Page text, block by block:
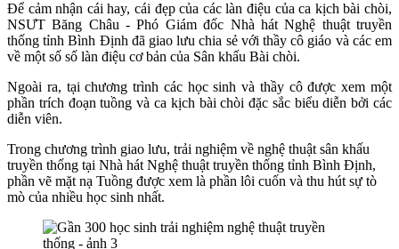
Để cảm nhận cái hay, cái đẹp của các làn điệu của ca kịch bài chòi,
NSƯT Băng Châu - Phó Giám đốc Nhà hát Nghệ thuật truyền
thống tỉnh Bình Định đã giao lưu chia sẻ với thầy cô giáo và các em
về một số số làn điệu cơ bản của Sân khấu Bài chòi.
Ngoài ra, tại chương trình các học sinh và thầy cô được xem một
phần trích đoạn tuồng và ca kịch bài chòi đặc sắc biểu diễn bởi các
diễn viên.
Trong chương trình giao lưu, trải nghiệm về nghệ thuật sân khấu
truyền thống tại Nhà hát Nghệ thuật truyền thống tỉnh Bình Định,
phần vẽ mặt nạ Tuồng được xem là phần lôi cuốn và thu hút sự tò
mò của nhiều học sinh nhất.